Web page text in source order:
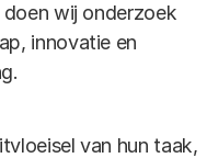
wij onderzoek
innovatie en
van hun taak,